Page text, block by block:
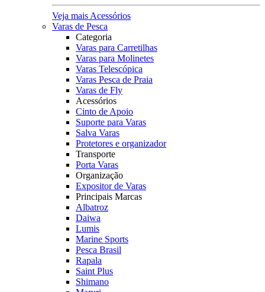
Veja mais Acessórios
Varas de Pesca
Categoria
Varas para Carretilhas
Varas para Molinetes
Varas Telescópica
Varas Pesca de Praia
Varas de Fly
Acessórios
Cinto de Apoio
Suporte para Varas
Salva Varas
Protetores e organizador
Transporte
Porta Varas
Organização
Expositor de Varas
Principais Marcas
Albatroz
Daiwa
Lumis
Marine Sports
Pesca Brasil
Rapala
Saint Plus
Shimano